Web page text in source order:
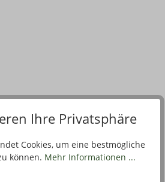
Die Nylonschnur, an deren Ende
ist auf eine Länge von 63 cm
Ihre Privatsphäre
Cookies, um eine bestmögliche
können. Mehr Informationen ...